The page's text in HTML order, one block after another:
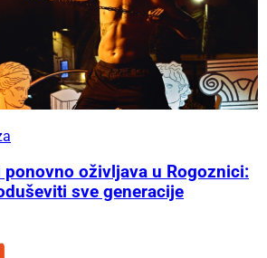
ponovno oživljava u Rogoznici:
sve generacije